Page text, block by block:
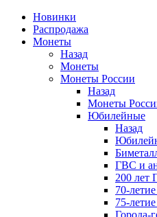
Новинки
Распродажа
Монеты
Назад
Монеты
Монеты России
Назад
Монеты
Юбилейные
Назад
ГВС и
200 лет
70-
75-
Города-